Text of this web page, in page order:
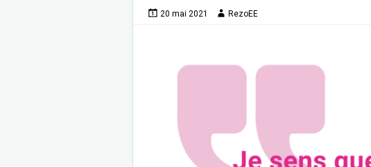
20 mai 2021 RezoEE